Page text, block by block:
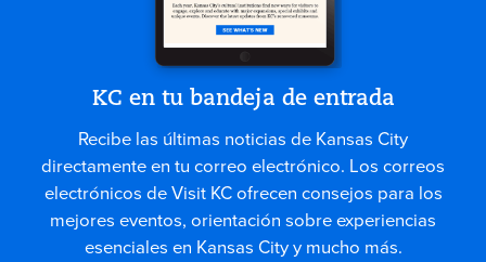
KC en tu bandeja de entrada
Recibe las últimas noticias de Kansas City
directamente en tu correo electrónico. Los correos
electrónicos de Visit KC ofrecen consejos para los
mejores eventos, orientación sobre experiencias
esenciales en Kansas City y mucho más.